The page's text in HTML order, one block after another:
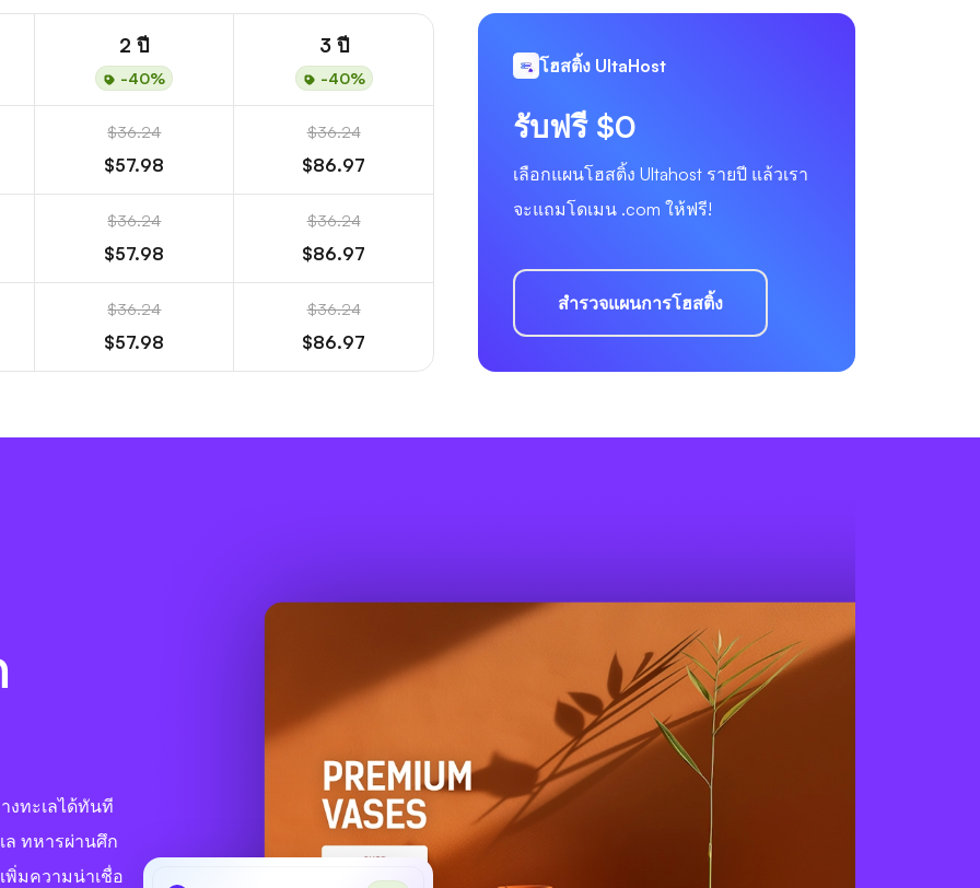
2 ปี
-40%
3 ปี
-40%
$36.24
$57.98
$36.24
$86.97
$36.24
$57.98
$36.24
$86.97
$36.24
$57.98
$36.24
$86.97
โฮสติ้ง UltaHost
รับฟรี $0
เลือกแผนโฮสติ้ง Ultahost รายปี แล้วเรา
จะแถมโดเมน .com ให้ฟรี!
สำรวจแผนการโฮสติ้ง
งทะเลได้ทันที
ล ทหารผ่านศึก
พิ่มความน่าเชื่อ